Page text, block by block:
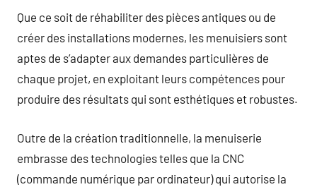
Que ce soit de réhabiliter des pièces antiques ou de
créer des installations modernes, les menuisiers sont
aptes de s’adapter aux demandes particulières de
chaque projet, en exploitant leurs compétences pour
produire des résultats qui sont esthétiques et robustes.
Outre de la création traditionnelle, la menuiserie
embrasse des technologies telles que la CNC
(commande numérique par ordinateur) qui autorise la